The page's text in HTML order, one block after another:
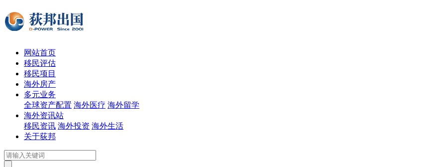
网站首页
移民评估
移民项目
海外房产
多元业务
全球资产配置 海外医疗 海外留学
海外资讯站
移民资讯 海外投资 海外生活
关于荻邦